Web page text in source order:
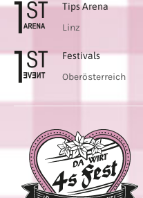
Tips Arena
Linz
Festivals
Oberösterreich